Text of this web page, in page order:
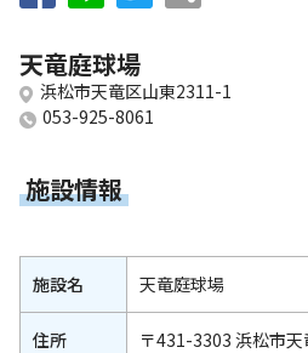
浜松スポーツ協
053-411-8686
教室・イベントに関するお問い合わせは
天竜庭球場
浜松市天竜区山東2311-1
053-925-8061
施設情報
施設名 天竜庭球場
住所 〒431-3303 浜松市